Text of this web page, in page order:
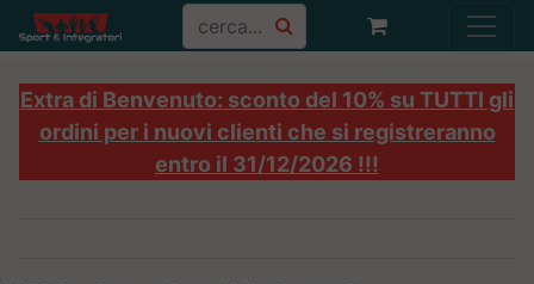
Extra di Benvenuto: sconto del 10% su TUTTI gli
ordini per i nuovi clienti che si registreranno
entro il 31/12/2026 !!!